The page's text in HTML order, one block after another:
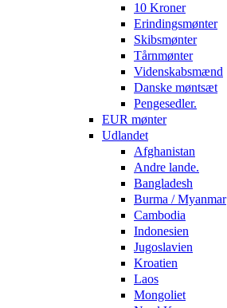
10 Kroner
Erindingsmønter
Skibsmønter
Tårnmønter
Videnskabsmænd
Danske møntsæt
Pengesedler.
EUR mønter
Udlandet
Afghanistan
Andre lande.
Bangladesh
Burma / Myanmar
Cambodia
Indonesien
Jugoslavien
Kroatien
Laos
Mongoliet